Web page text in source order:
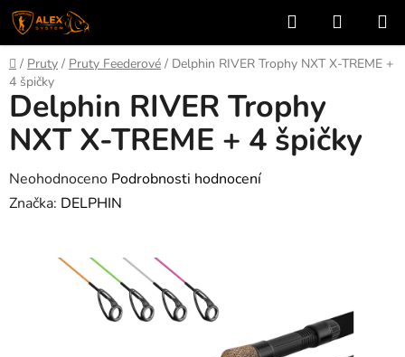
Přejít
na
obsah
Hledat
KOŠÍK
Domů
/ Pruty / Pruty Feederové / Delphin RIVER Trophy NXT X-TREME +
4 špičky
Delphin RIVER Trophy
NXT X-TREME + 4 špičky
Průměrné
hodnocení
Neohodnoceno Podrobnosti hodnocení
Značka: DELPHIN